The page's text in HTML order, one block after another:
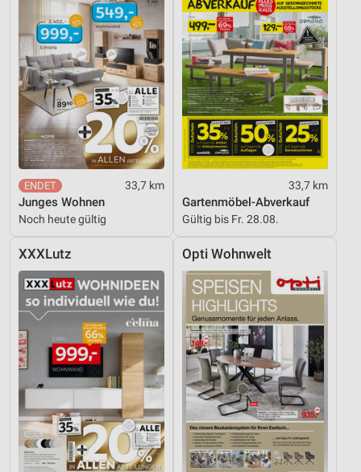
33,7 km
Junges Wohnen
Noch heute gültig
33,7 km
Gartenmöbel-Abverkauf
Gültig bis Fr. 28.08.
XXXLutz Opti Wohnwelt